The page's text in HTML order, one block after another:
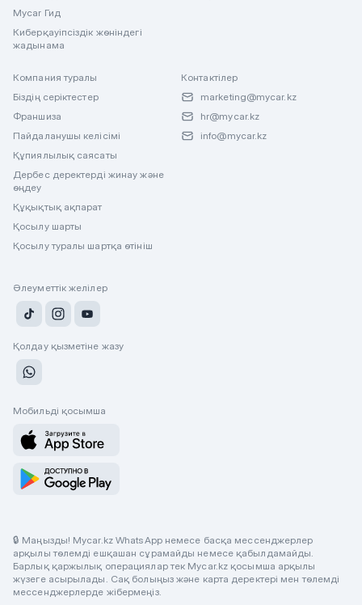
Mycar Гид
Киберқауіпсіздік жөніндегі
жадынама
Компания туралы
Біздің серіктестер
Франшиза
Пайдаланушы келісімі
Құпиялылық саясаты
Дербес деректерді жинау және
өңдеу
Құқықтық ақпарат
Қосылу шарты
Қосылу туралы шартқа өтініш
Контактілер
marketing@mycar.kz
hr@mycar.kz
info@mycar.kz
Әлеуметтік желілер
Қолдау қызметіне жазу
Мобильді қосымша
🔒 Маңызды! Mycar.kz WhatsApp немесе басқа мессенджерлер
арқылы төлемді ешқашан сұрамайды немесе қабылдамайды.
Барлық қаржылық операциялар тек Mycar.kz қосымша арқылы
жүзеге асырылады. Сақ болыңыз және карта деректері мен төлемді
мессенджерлерде жібермеңіз.